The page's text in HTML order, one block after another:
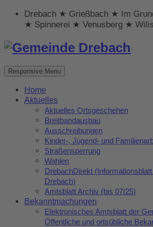
Drebach ★ Grießbach ★ Im
★ Spinnerei ★ Venusberg ★
Responsive Menu
Home
Aktuelles
Aktuelles Ortsgeschehen
Breitbandausbau
Ausschreibungen
Kinder-, Jugend- und
Straßensperrung
Wahlen
DrebachDirekt
Drebach)
Amtsblatt Archiv (bis 07/25)
Bekanntmachungen
Elektronisches Amtsblatt der
Öffentliche und ortsübliche